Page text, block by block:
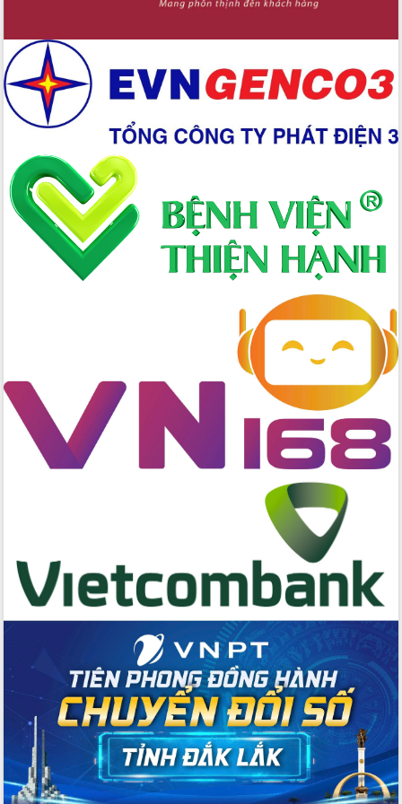
hành cùng nông dân dân, doanh nghiệp
Giai đoạn 2026-2030, Đắk Lắk phấn
đấu có 77% xã đạt chuẩn nông thôn
Chuyển đổi số 'mở đường' cho nông
nghiệp Đắk Lắk tăng trưởng bứt phá
Triển khai đồng bộ đo đạc, lập hồ sơ
địa chính, hoàn thiện cơ sở dữ liệu đất
đai
Ứng dụng sinh trắc học - Bước tiến
trong hành trình chuyển đổi số tại Đắk
Đắk Lắk nâng cao hiệu quả công tác
Tập huấn nâng cao năng lực triển khai
chuyển đổi số cho cán bộ, công chức
cấp xã
Đắk Lắk phát động hưởng ứng Ngày
Quyền của người tiêu dùng Việt Nam
Lương Văn Chánh năm 2026
Phó Bí thư Tỉnh ủy Đắk Lắk Đỗ Hữu
Huy giữ chức Bí thư Đảng ủy Ủy Ban
Bệnh án điện tử thúc đẩy chuyển đổi
số y tế tại Đắk Lắk
Chuyển đổi số thư viện: Mở rộng
không gian tri thức trong thời đại số
Đánh giá, rút kinh nghiệm công tác tổ
chức diễn tập trước ngày bầu cử
Chương trình “Gặp gỡ hữu nghị –
Friendship Meeting New Year 2026”